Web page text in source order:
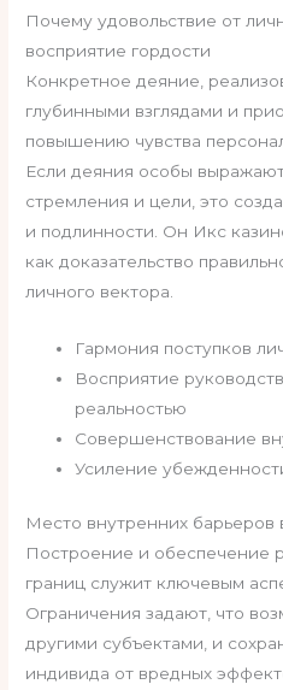
Почему удовольствие от
восприятие гордости
Конкретное деяние,
глубинными взглядами и
повышению чувства
Если деяния особы
стремления и цели, это
и подлинности. Он Икс
как доказательство
личного вектора.
Гармония поступков
Восприятие
реальностью
Совершенствование
Усиление
Место внутренних барьеров
Построение и обеспечение
границ служит ключевым
Ограничения задают, что
другими субъектами, и
индивида от вредных